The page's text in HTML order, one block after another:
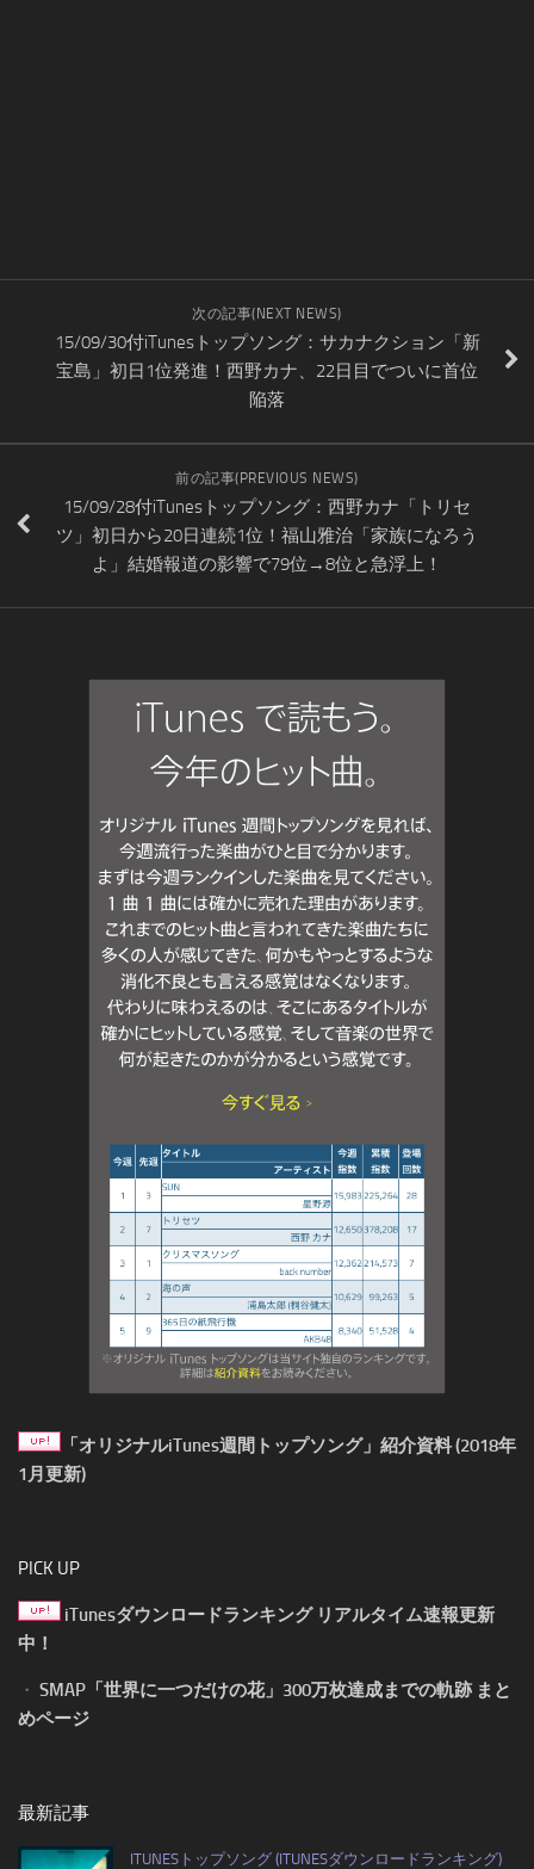
次の記事(NEXT NEWS)
15/09/30付iTunesトップソング：サカナクション「新
宝島」初日1位発進！西野カナ、22日目でついに首位
陥落
前の記事(PREVIOUS NEWS)
15/09/28付iTunesトップソング：西野カナ「トリセ
ツ」初日から20日連続1位！福山雅治「家族になろう
よ」結婚報道の影響で79位→8位と急浮上！
「オリジナルiTunes週間トップソング」紹介資料 (2018年
1月更新)
PICK UP
iTunesダウンロードランキング リアルタイム速報更新
中！
・ SMAP「世界に一つだけの花」300万枚達成までの軌跡 まと
めページ
最新記事
ITUNESトップソング (ITUNESダウンロードランキング)